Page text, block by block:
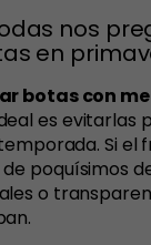
nos
en
botas con
es evitarlas
Si el
poquísimos
o